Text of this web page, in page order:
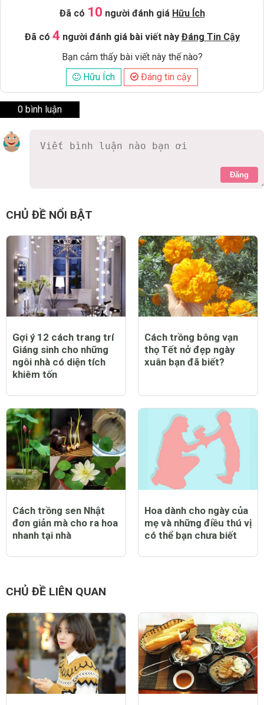
Đã có 10 người đánh giá Hữu Ích
Đã có 4 người đánh giá bài viết này Đáng Tin Cậy
Bạn cảm thấy bài viết này thế nào?
Hữu Ích
Đáng tin cậy
0 bình luận
Đăng
CHỦ ĐỀ NỔI BẬT
Gợi ý 12 cách trang trí
Giáng sinh cho những
ngôi nhà có diện tích
khiêm tốn
Cách trồng bông vạn
thọ Tết nở đẹp ngày
xuân bạn đã biết?
Cách trồng sen Nhật
đơn giản mà cho ra hoa
nhanh tại nhà
Hoa dành cho ngày của
mẹ và những điều thú vị
có thể bạn chưa biết
CHỦ ĐỀ LIÊN QUAN